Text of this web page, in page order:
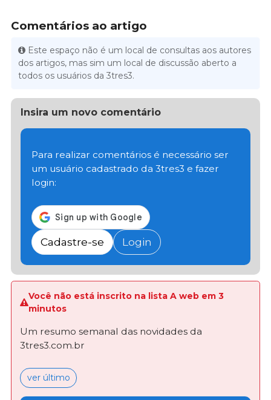
Comentários ao artigo
Este espaço não é um local de consultas aos autores
dos artigos, mas sim um local de discussão aberto a
todos os usuários da 3tres3.
Insira um novo comentário
Para realizar comentários é necessário ser
um usuário cadastrado da 3tres3 e fazer
login:
Cadastre-se Login
Você não está inscrito na lista A web em 3
minutos
Um resumo semanal das novidades da
3tres3.com.br
ver último